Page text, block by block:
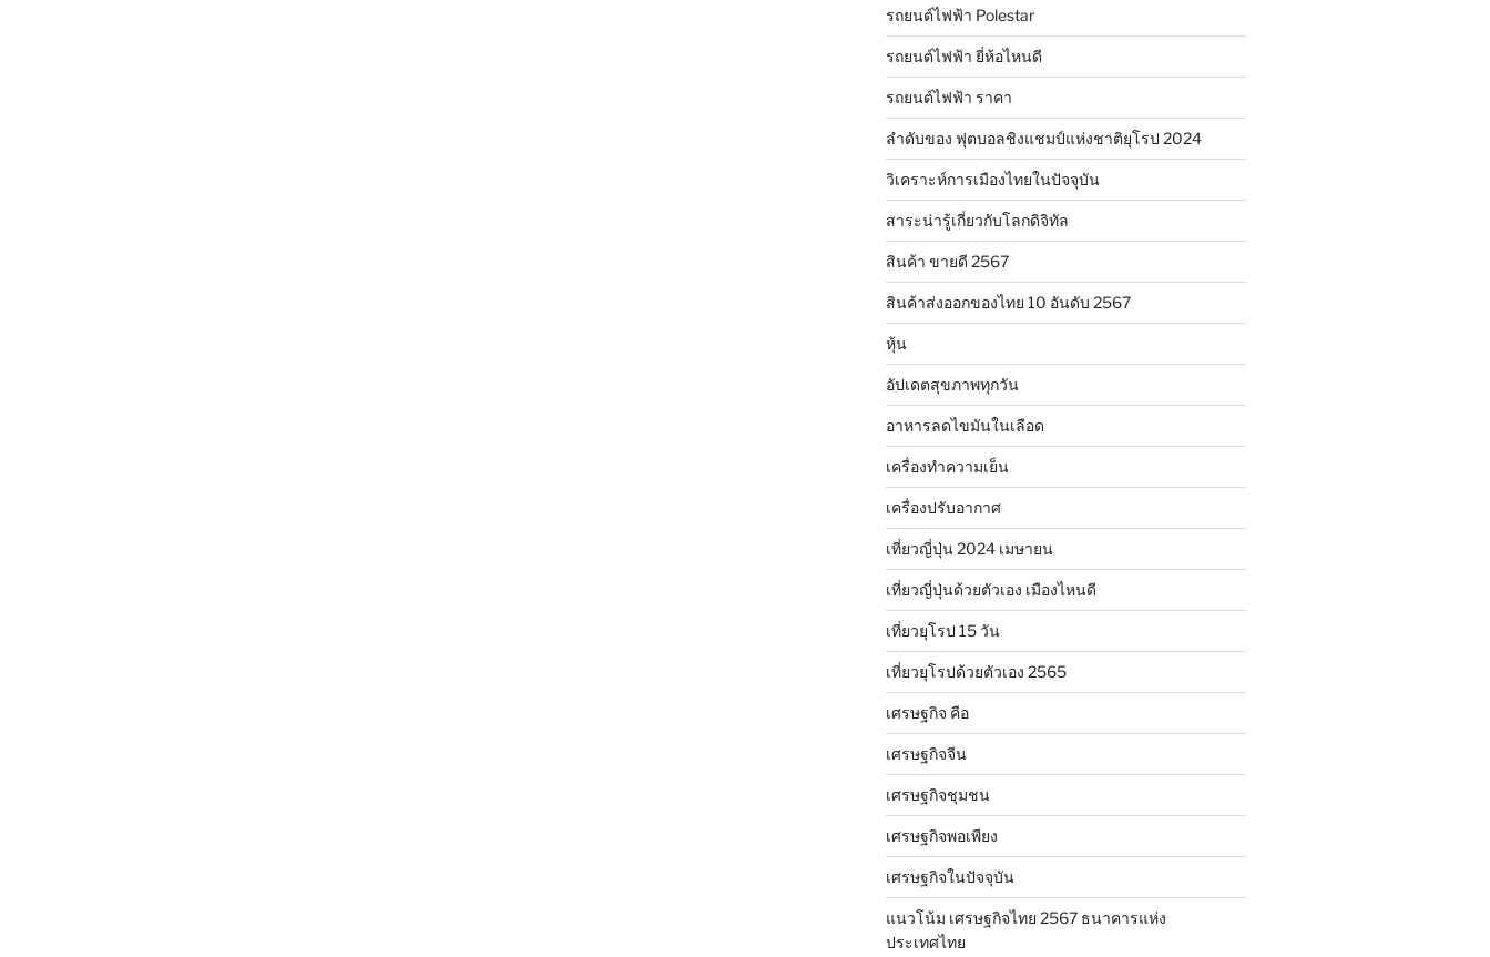
รถยนต์ไฟฟ้า Polestar
รถยนต์ไฟฟ้า ยี่ห้อไหนดี
รถยนต์ไฟฟ้า ราคา
ลำดับของ ฟุตบอลชิงแชมป์แห่งชาติยุโรป 2024
วิเคราะห์การเมืองไทยในปัจจุบัน
สาระน่ารู้เกี่ยวกับโลกดิจิทัล
สินค้า ขายดี 2567
สินค้าส่งออกของไทย 10 อันดับ 2567
หุ้น
อัปเดตสุขภาพทุกวัน
อาหารลดไขมันในเลือด
เครื่องทำความเย็น
เครื่องปรับอากาศ
เที่ยวญี่ปุ่น 2024 เมษายน
เที่ยวญี่ปุ่นด้วยตัวเอง เมืองไหนดี
เที่ยวยุโรป 15 วัน
เที่ยวยุโรปด้วยตัวเอง 2565
เศรษฐกิจ คือ
เศรษฐกิจจีน
เศรษฐกิจชุมชน
เศรษฐกิจพอเพียง
เศรษฐกิจในปัจจุบัน
แนวโน้ม เศรษฐกิจไทย 2567 ธนาคารแห่ง
ประเทศไทย